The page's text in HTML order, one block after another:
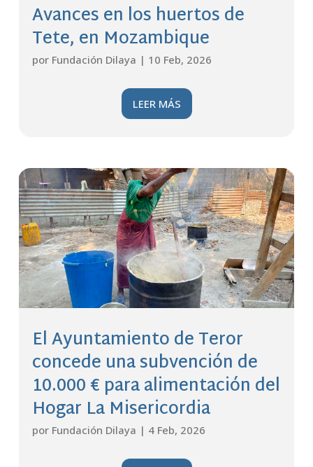
Avances en los huertos de
Tete, en Mozambique
por Fundación Dilaya | 10 Feb, 2026
LEER MÁS
El Ayuntamiento de Teror
concede una subvención de
10.000 € para alimentación del
Hogar La Misericordia
por Fundación Dilaya | 4 Feb, 2026